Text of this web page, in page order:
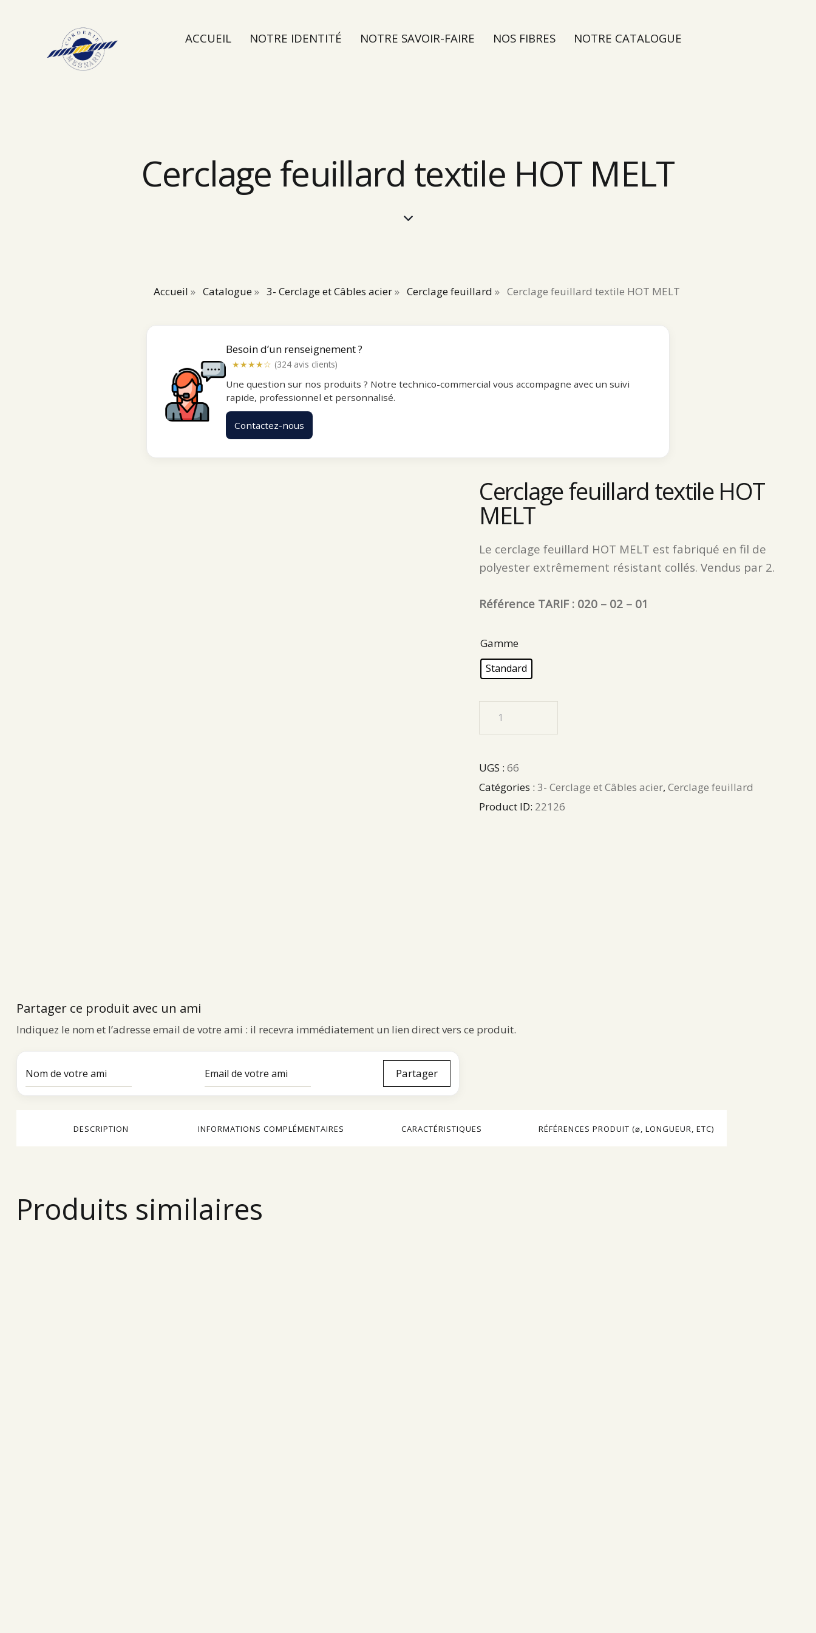
ACCUEIL NOTRE IDENTITÉ NOTRE SAVOIR-FAIRE NOS FIBRES NOTRE CATALOGUE
Cerclage feuillard textile HOT MELT
Accueil » Catalogue» 3- Cerclage et Câbles acier» Cerclage feuillard » Cerclage feuillard textile HOT MELT
Besoin d’un renseignement ?
★★★★☆ (324 avis clients)
Une question sur nos produits ? Notre technico-commercial vous accompagne avec un suivi
rapide, professionnel et personnalisé.
Contactez-nous
Cerclage feuillard textile HOT
MELT
Le cerclage feuillard HOT MELT est fabriqué en fil de
polyester extrêmement résistant collés. Vendus par 2.
Référence TARIF : 020 – 02 – 01
Gamme
Standard
UGS :66
Catégories :3- Cerclage et Câbles acier,Cerclage feuillard
Product ID: 22126
Partager ce produit avec un ami
Indiquez le nom et l’adresse email de votre ami : il recevra immédiatement un lien direct vers ce produit.
DESCRIPTION INFORMATIONS COMPLÉMENTAIRES CARACTÉRISTIQUES RÉFÉRENCES PRODUIT (⌀, LONGUEUR, ETC)
Produits similaires